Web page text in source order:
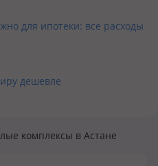
для ипотеки: все расходы
дешевле
комплексы в Астане